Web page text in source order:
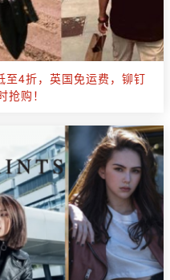
4折，英国免运费，铆钉
抢购！